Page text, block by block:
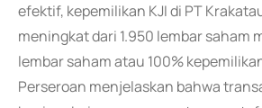
efektif, kepemilikan KJI di PT
meningkat dari 1.950 lembar saham
lembar saham atau 100%
Perseroan menjelaskan bahwa